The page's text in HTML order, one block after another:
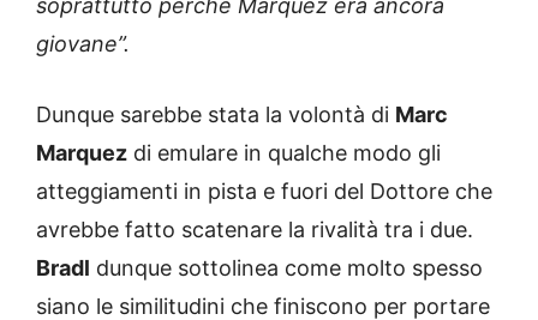
giovane”.
Dunque sarebbe stata la volontà di Marc
Marquez di emulare in qualche modo gli
atteggiamenti in pista e fuori del Dottore che
avrebbe fatto scatenare la rivalità tra i due.
Bradl dunque sottolinea come molto spesso
siano le similitudini che finiscono per portare